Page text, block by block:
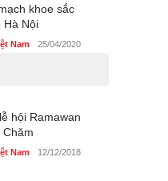
khoe sắc
Hà Nội
Nam 25/04/2020
Nam 24/04/2020
ăn đồng quê
hội Ramawan
Nam 12/12/2018